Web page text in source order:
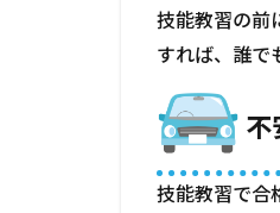
しよ
克服！
延長保
証があ
る教習
所もあ
技能教習の前
すれば、誰で
不
技能教習で合